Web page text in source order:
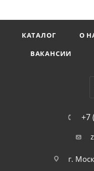
КАТАЛОГ О
ВАКАНСИИ
+7
г.